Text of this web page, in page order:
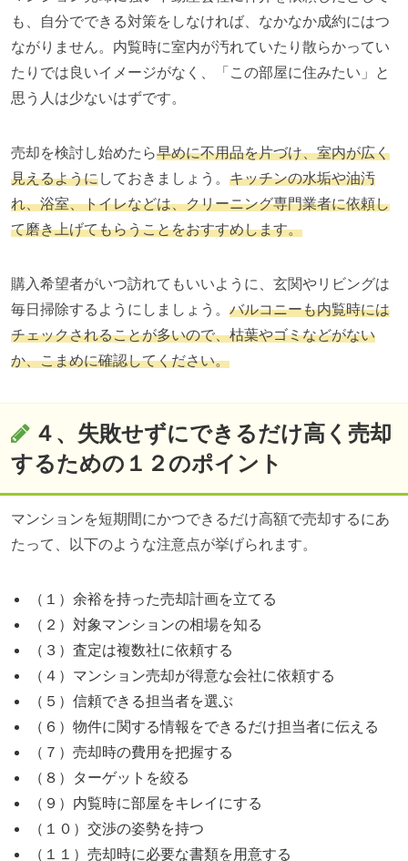
も、自分でできる対策をしなければ、なかなか成約にはつ
ながりません。内覧時に室内が汚れていたり散らかってい
たりでは良いイメージがなく、「この部屋に住みたい」と
思う人は少ないはずです。
売却を検討し始めたら早めに不用品を片づけ、室内が広く
見えるようにしておきましょう。 キッチンの水垢や油汚
れ、浴室、トイレなどは、クリーニング専門業者に依頼し
て磨き上げてもらうことをおすすめします。
購入希望者がいつ訪れてもいいように、玄関やリビングは
毎日掃除するようにしましょう。 バルコニーも内覧時には
チェックされることが多いので、枯葉やゴミなどがない
か、こまめに確認してください。
４、 失敗せずにできるだけ高く売却
するための １２ のポイント
マンションを短期間にかつできるだけ高額で売却するにあ
たって、以下のような注意点が挙げられます。
（１）余裕を持った売却計画を立てる
（ ２ ）対象マンションの相場を知る
（ ３ ）査定は複数社に依頼する
（４）マンション売却が得意な会社に依頼する
（ ５ ）信頼できる担当者を選ぶ
（ ６ ）物件に関する情報をできるだけ担当者に伝える
（ ７ ）売却時の費用を把握する
（ ８ ）ターゲットを絞る
（ ９ ）内覧時に部屋をキレイにする
（ １０ ）交渉の姿勢を持つ
（ １１ ）売却時に必要な書類を用意する